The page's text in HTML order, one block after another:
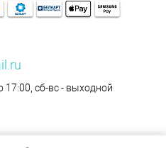
17:00, сб-вс - выходной